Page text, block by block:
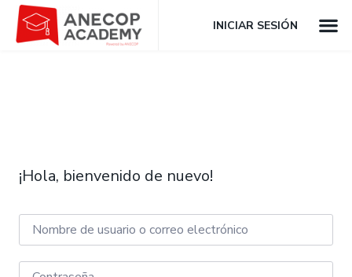
INICIAR SESIÓN
¡Hola, bienvenido de nuevo!